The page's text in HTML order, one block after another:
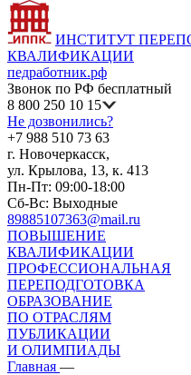
ИНСТИТУТ
КВАЛИФИКАЦИИ
педработник.рф
Звонок по РФ бесплатный
8 800 250 10 15
Не дозвонились?
+7 988 510 73 63
г. Новочеркасск,
ул. Крылова, 13, к. 413
Пн-Пт: 09:00-18:00
Сб-Вс: Выходные
89885107363@mail.ru
ПОВЫШЕНИЕ
КВАЛИФИКАЦИИ
ПРОФЕССИОНАЛЬНАЯ
ПЕРЕПОДГОТОВКА
ОБРАЗОВАНИЕ
ПО ОТРАСЛЯМ
ПУБЛИКАЦИИ
И ОЛИМПИАДЫ
Главная —